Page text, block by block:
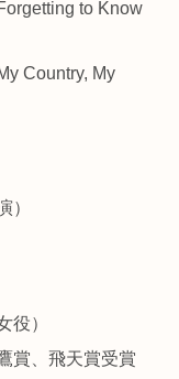
to Know
Country, My
）
役）
賞、飛天賞受賞